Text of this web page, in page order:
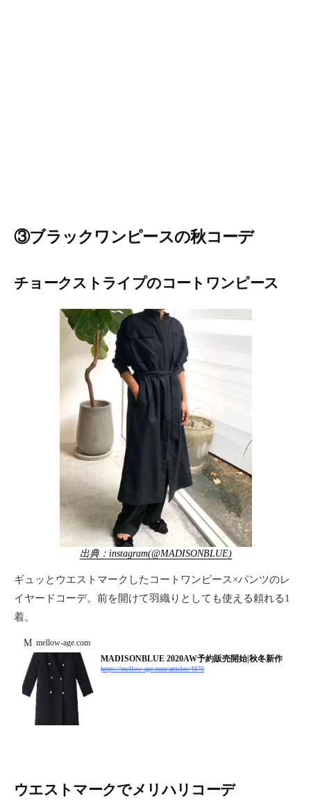
③ブラックワンピースの秋コーデ
チョークストライプのコートワンピース
出典：instagram(@MADISONBLUE)
ギュッとウエストマークしたコートワンピース×パンツのレ
イヤードコーデ。前を開けて羽織りとしても使える頼れる1
着。
mellow-age.com
MADISONBLUE 2020AW予約販売開始|秋冬新作
https://mellow-age.com/articles/4970
ウエストマークでメリハリコーデ